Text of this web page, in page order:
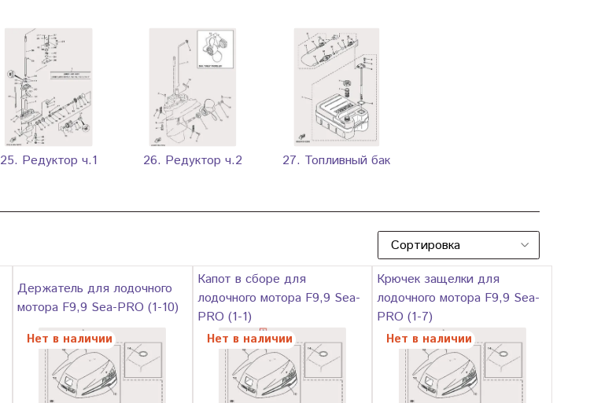
25. Редуктор ч.1 26. Редуктор ч.2 27. Топливный бак
Держатель для лодочного
мотора F9,9 Sea-PRO (1-10)
Нет в наличии
Капот в сборе для
лодочного мотора F9,9 Sea-
PRO (1-1)
Нет в наличии
Крючек защелки для
лодочного мотора F9,9 Sea-
PRO (1-7)
Нет в наличии